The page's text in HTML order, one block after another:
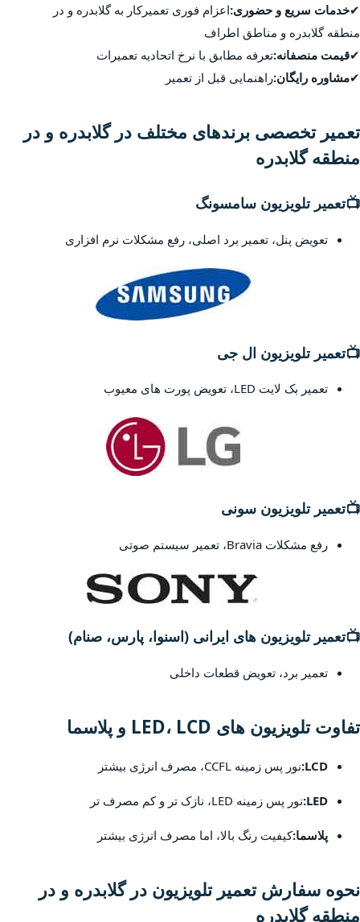
✔خدمات سریع و حضوری:اعزام فوری تعمیرکار به گلابدره و در
منطقه گلابدره و مناطق اطراف
✔قیمت منصفانه:تعرفه مطابق با نرخ اتحادیه تعمیرات
✔مشاوره رایگان:راهنمایی قبل از تعمیر
تعمیر تخصصی برندهای مختلف در گلابدره و در
منطقه گلابدره
📺تعمیر تلویزیون سامسونگ
تعویض پنل، تعمیر برد اصلی، رفع مشکلات نرم افزاری
📺تعمیر تلویزیون ال جی
تعمیر بک لایت LED، تعویض پورت های معیوب
📺تعمیر تلویزیون سونی
رفع مشکلات Bravia، تعمیر سیستم صوتی
📺تعمیر تلویزیون های ایرانی (اسنوا، پارس، صنام)
تعمیر برد، تعویض قطعات داخلی
تفاوت تلویزیون های LED، LCD و پلاسما
LCD: نور پس زمینه CCFL، مصرف انرژی بیشتر
LED: نور پس زمینه LED، نازک تر و کم مصرف تر
پلاسما:کیفیت رنگ بالا، اما مصرف انرژی بیشتر
نحوه سفارش تعمیر تلویزیون در گلابدره و در
منطقه گلابدره